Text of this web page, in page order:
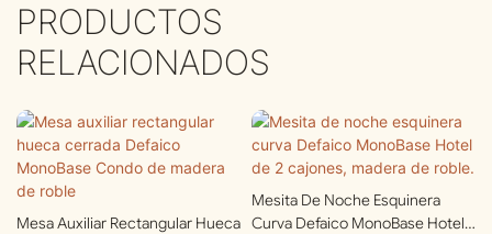
PRODUCTOS
RELACIONADOS
Mesa Auxiliar Rectangular Hueca
Mesita De Noche Esquinera
Curva Defaico MonoBase Hotel